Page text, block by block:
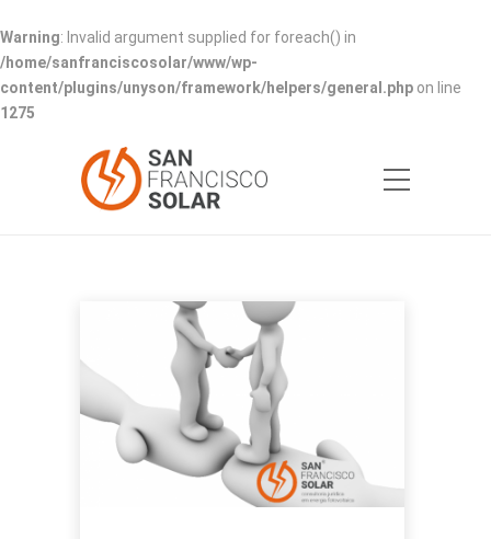
Warning: Invalid argument supplied for foreach() in
/home/sanfranciscosolar/www/wp-
content/plugins/unyson/framework/helpers/general.php on line
1275